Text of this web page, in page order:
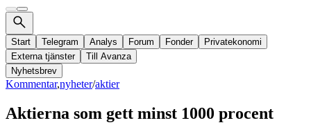
Start Telegram Analys Forum Fonder
Privatekonomi
Externa tjänster
Till Avanza
Nyhetsbrev
Kommentar,nyheter/aktier
Aktierna som gett minst 1000 procent